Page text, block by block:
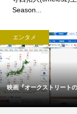
Season...
エンタメ
映画『オークストリート